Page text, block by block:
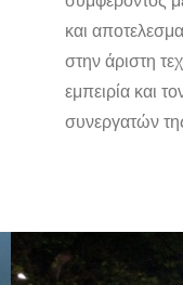
και
στην άριστη
εμπειρία και
συνεργατών